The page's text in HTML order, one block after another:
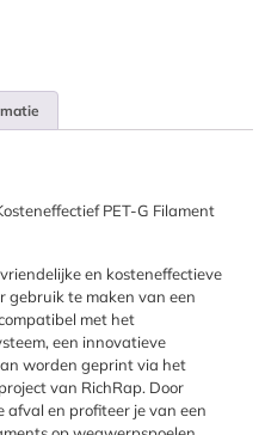
PET-G Filament
en kosteneffectieve
gebruik te maken van een
met het
een innovatieve
worden geprint via het
van RichRap. Door
afval en profiteer je van een